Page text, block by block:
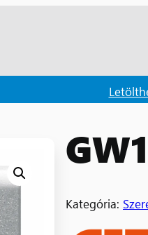
Kategória: